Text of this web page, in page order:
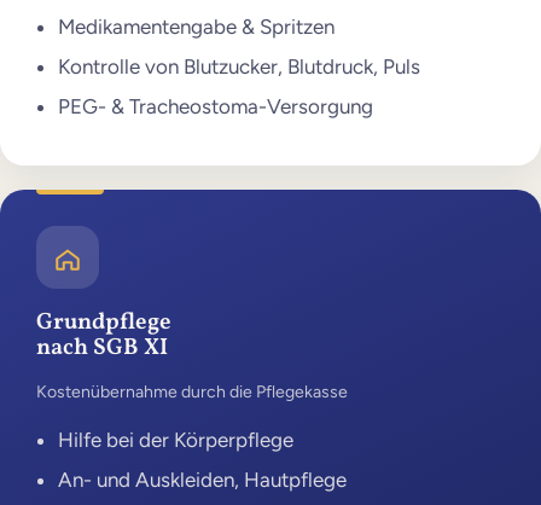
Medikamentengabe & Spritzen
Kontrolle von Blutzucker, Blutdruck, Puls
PEG- & Tracheostoma-Versorgung
Grundpflege
nach SGB XI
Kostenübernahme durch die Pflegekasse
Hilfe bei der Körperpflege
An- und Auskleiden, Hautpflege